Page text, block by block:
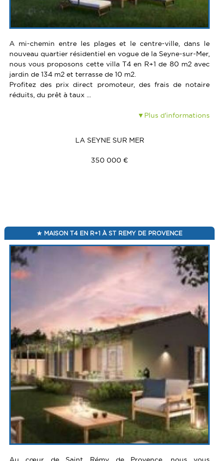
A mi-chemin entre les plages et le centre-ville, dans le
nouveau quartier résidentiel en vogue de la Seyne-sur-Mer,
nous vous proposons cette villa T4 en R+1 de 80 m2 avec
jardin de 134 m2 et terrasse de 10 m2.
Profitez des prix direct promoteur, des frais de notaire
réduits, du prêt à taux ...
Plus d'informations
LA SEYNE SUR MER
350 000 €
MAISON T4 EN R+1 À ST REMY DE PROVENCE